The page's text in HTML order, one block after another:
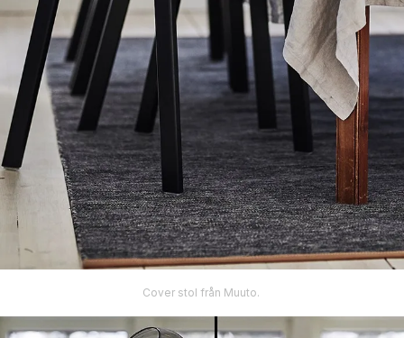
Cover stol från Muuto.